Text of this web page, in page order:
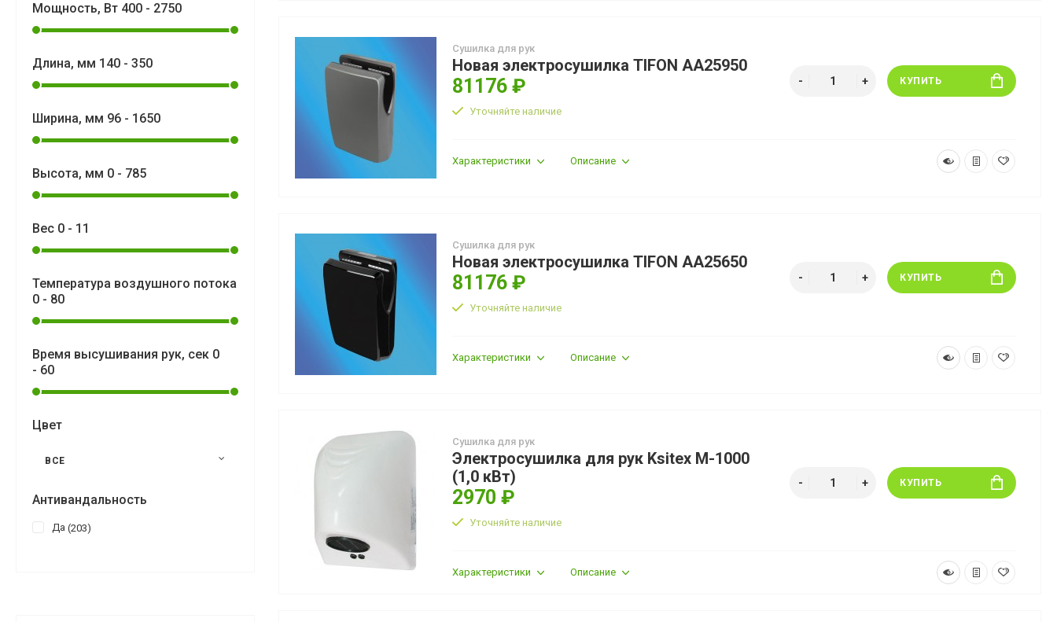
Мощность, Вт 400 - 2750
Длина, мм 140 - 350
Ширина, мм 96 - 1650
Высота, мм 0 - 785
Вес 0 - 11
Температура воздушного потока
0 - 80
Время высушивания рук, сек 0
- 60
Цвет
ВСЕ
Антивандальность
Да 203
Сушилка для рук
Новая электросушилка TIFON AA25950
81176 ₽
Уточняйте наличие
КУПИТЬ
Характеристики Описание
Сушилка для рук
Новая электросушилка TIFON AA25650
81176 ₽
Уточняйте наличие
КУПИТЬ
Характеристики Описание
Сушилка для рук
Электросушилка для рук Ksitex M-1000
(1,0 кВт)
2970 ₽
Уточняйте наличие
КУПИТЬ
Характеристики Описание